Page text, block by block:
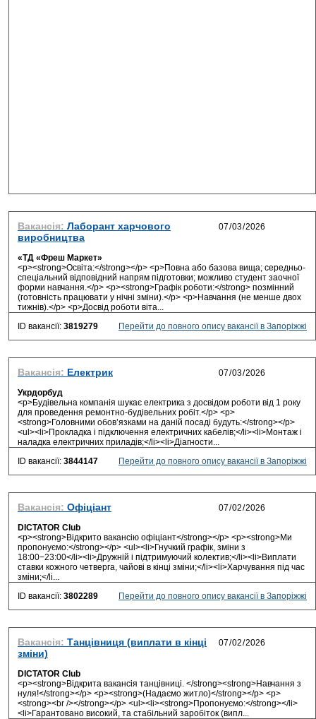
Вакансія: Лаборант харчового
виробництва
«ТД «Фреш Маркет»
<p><strong>Освіта:</strong></p> <p>Повна або базова вища; середньо-
спеціальний відповідний напрям підготовки; можливо студент заочної
форми навчання.</p> <p><strong>Графік роботи:</strong> позмінний
(готовність працювати у нічні зміни).</p> <p>Навчання (не менше двох
тижнів).</p> <p>Досвід роботи віта...
ID вакансії: 3819279 Перейти до повного опису вакансії в Запоріжжі
Вакансія: Електрик
Укрдорбуд
<p>Будівельна компанія шукає електрика з досвідом роботи від 1 року
для проведення ремонтно-будівельних робіт.</p> <p>
<strong>Головними обов’язками на даній посаді будуть:</strong></p>
<ul><li>Прокладка і підключення електричних кабелів;</li><li>Монтаж і
наладка електричних приладів;</li><li>Діагности...
ID вакансії: 3844147 Перейти до повного опису вакансії в Запоріжжі
Вакансія: Офіціант
DICTATOR Club
<p><strong>Відкрито вакансію офіціант</strong></p> <p><strong>Ми
пропонуємо:</strong></p> <ul><li>Гнучкий графік, зміни з
18:00−23:00</li><li>Дружній і підтримуючий колектив;</li><li>Виплати
ставки кожного четверга, чайові в кінці зміни;</li><li>Харчування під час
зміни;</li...
ID вакансії: 3802289 Перейти до повного опису вакансії в Запоріжжі
Вакансія: Танцівниця (виплати в кінці
зміни)
DICTATOR Club
<p><strong>Відкрита вакансія танцівниці. </strong><strong>Навчання з
нуля!</strong></p> <p><strong>(Надаємо житло)</strong></p> <p>
<strong><br /></strong></p> <ul><li><strong>Пропонуємо:</strong></li>
<li>Гарантовано високий, та стабільний заробіток (випл...